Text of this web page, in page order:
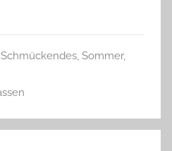
e
Schmückendes, Sommer,